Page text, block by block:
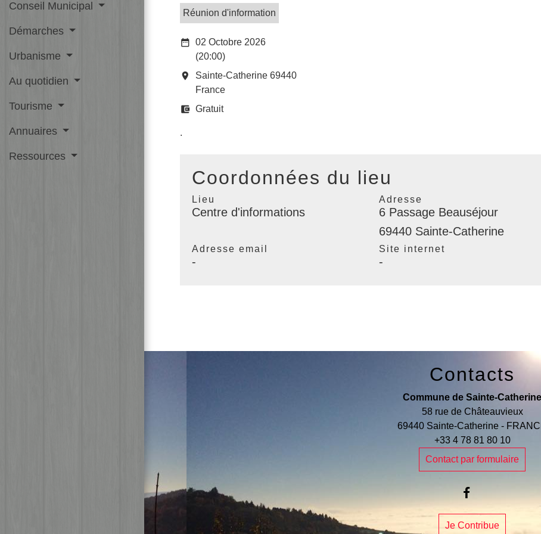
Conseil Municipal
Démarches
Urbanisme
Au quotidien
Tourisme
Annuaires
Ressources
Réunion d'information
date_range 02 Octobre 2026
(20:00)
room
Sainte-Catherine 69440
France
account_balance_wallet Gratuit
.
Coordonnées du lieu
Lieu
Centre d'informations
Adresse
6 Passage Beauséjour
69440 Sainte-Catherine
Adresse email
-
Site internet
-
Contacts
Commune de Sainte-Catherine
58 rue de Châteauvieux
69440 Sainte-Catherine -
+33 4 78 81 80 10
Contact par formulaire
Je Contribue